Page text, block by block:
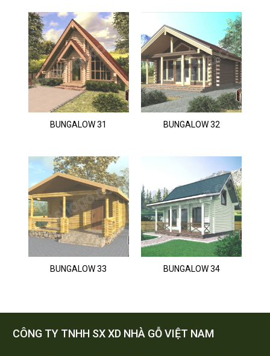
BUNGALOW 31 BUNGALOW 32
BUNGALOW 33 BUNGALOW 34
CÔNG TY TNHH SX XD NHÀ GỖ VIỆT NAM